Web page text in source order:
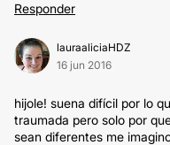
Responder
lauraaliciaHDZ
16 jun 2016
hijole! suena difícil por lo
traumada pero solo por
sean diferentes me